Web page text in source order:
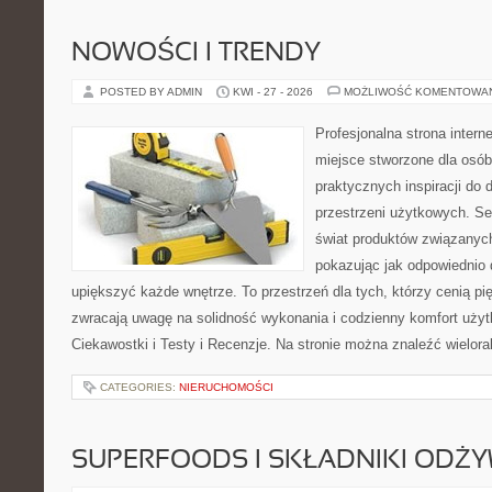
NOWOŚCI I TRENDY
POSTED BY ADMIN KWI - 27 - 2026 MOŻLIWOŚĆ
Profesjonalna strona
miejsce stworzone dla
praktycznych inspiracji do
przestrzeni użytkowych.
świat produktów
pokazując jak odpowiednio
upiększyć każde wnętrze. To przestrzeń dla tych, którzy cenią
zwracają uwagę na solidność wykonania i codzienny komfort
Ciekawostki i Testy i Recenzje. Na stronie można znaleźć
CATEGORIES: NIERUCHOMOŚCI
SUPERFOODS I SKŁADNIKI